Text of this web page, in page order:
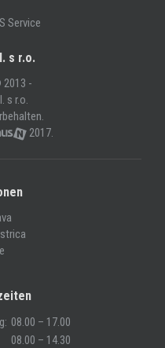
s r.o.
-
s r.o.
2017.
08.00 – 17.00
08.00 – 14.30